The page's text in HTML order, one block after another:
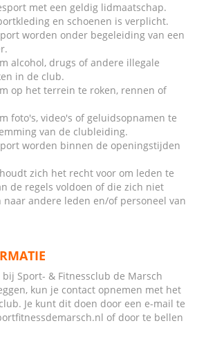
met een geldig lidmaatschap.
en schoenen is verplicht.
worden onder begeleiding van een
alcohol, drugs of andere illegale
in de club.
op het terrein te roken, rennen of
foto's, video's of geluidsopnamen te
van de clubleiding.
worden binnen de openingstijden
zich het recht voor om leden te
de regels voldoen of die zich niet
naar andere leden en/of personeel van
Sport- & Fitnessclub de Marsch
kun je contact opnemen met het
Je kunt dit doen door een e-mail te
of door te bellen